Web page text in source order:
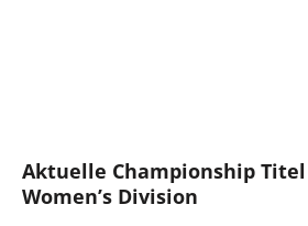
Aktuelle Championship Titel
Women’s Division